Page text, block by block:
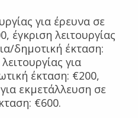
για έρευνα σε
έγκριση λειτουργίας
δημοτική έκταση:
για
έκταση: €200,
εκμετάλλευση σε
€600.